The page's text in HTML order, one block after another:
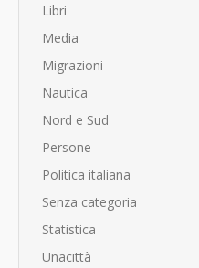
Libri
Media
Migrazioni
Nautica
Nord e Sud
Persone
Politica italiana
Senza categoria
Statistica
Unacittà